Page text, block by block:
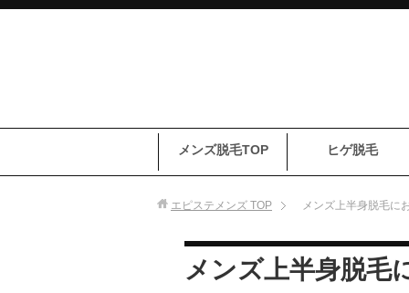
メンズ脱毛TOP ヒゲ脱毛
エピステメンズ TOP メンズ上半身脱毛に
メンズ上半身脱毛